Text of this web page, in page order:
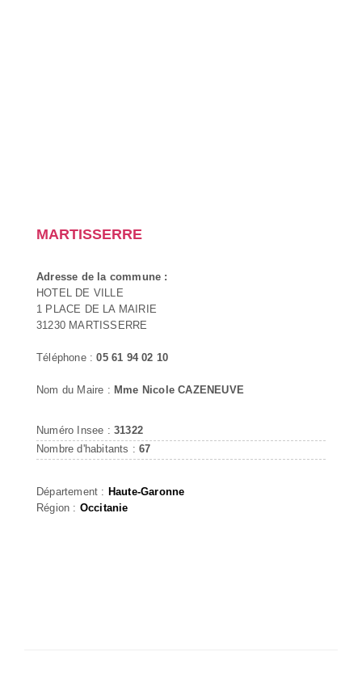
MARTISSERRE
Adresse de la commune :
HOTEL DE VILLE
1 PLACE DE LA MAIRIE
31230 MARTISSERRE
Téléphone :05 61 94 02 10
Nom du Maire : Mme Nicole CAZENEUVE
Numéro Insee : 31322
Nombre d'habitants :67
Département : Haute-Garonne
Région : Occitanie